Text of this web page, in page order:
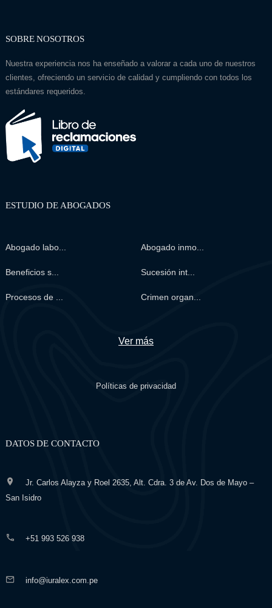
SOBRE NOSOTROS
Nuestra experiencia nos ha enseñado a valorar a cada uno de nuestros
clientes, ofreciendo un servicio de calidad y cumpliendo con todos los
estándares requeridos.
ESTUDIO DE ABOGADOS
Abogado labo... Abogado inmo...
Beneficios s... Sucesión int...
Procesos de ... Crimen organ...
Ver más
Políticas de privacidad
DATOS DE CONTACTO
Jr. Carlos Alayza y Roel 2635, Alt. Cdra. 3 de Av. Dos de Mayo –
San Isidro
+51 993 526 938
info@iuralex.com.pe